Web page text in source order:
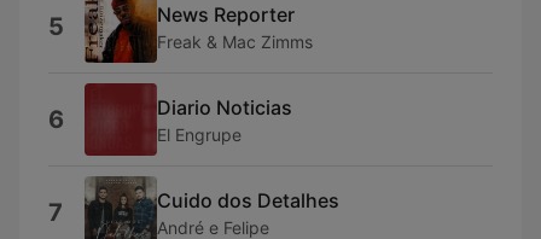
5 News Reporter
Freak & Mac Zimms
6 Diario Noticias
El Engrupe
7 Cuido dos Detalhes
André e Felipe